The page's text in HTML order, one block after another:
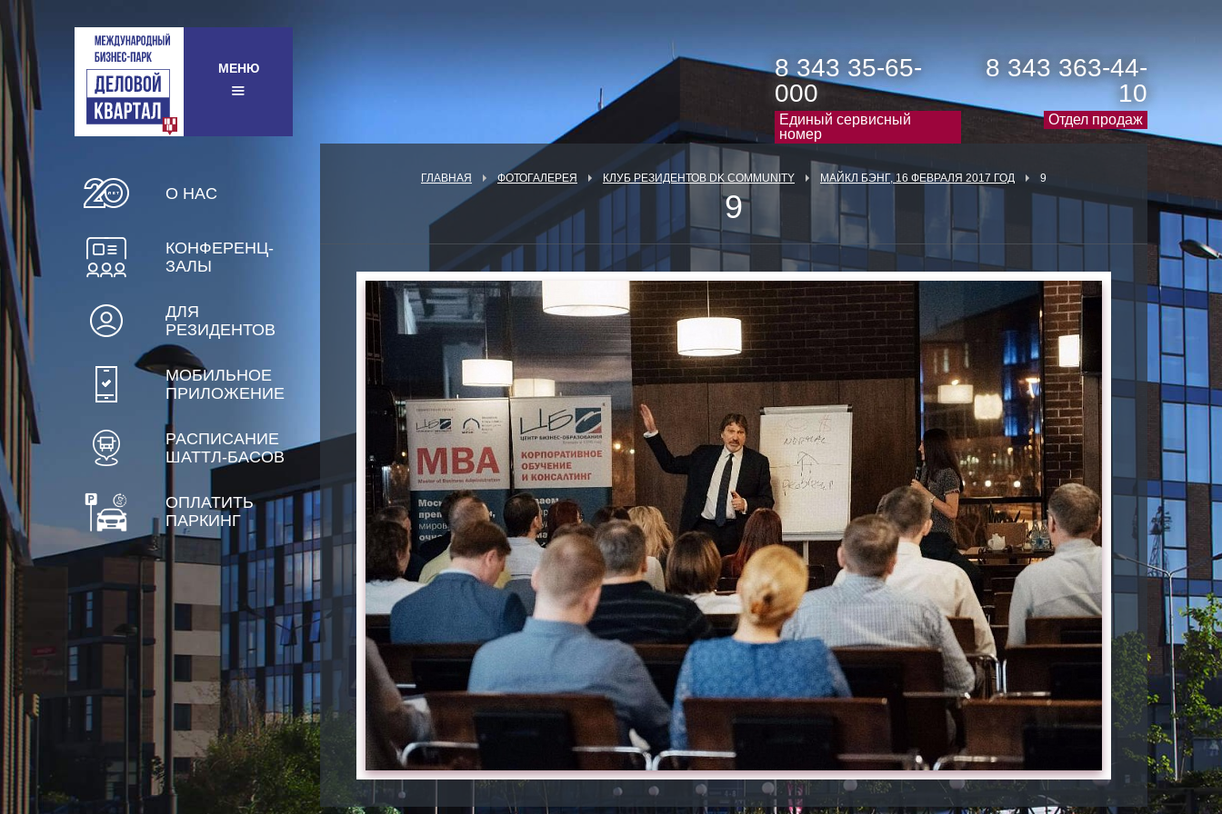
МЕНЮ
8 343 35-65-
000
Единый сервисный
номер
8 343 363-44-
10
Отдел продаж
О НАС
КОНФЕРЕНЦ-
ЗАЛЫ
ДЛЯ
РЕЗИДЕНТОВ
МОБИЛЬНОЕ
ПРИЛОЖЕНИЕ
РАСПИСАНИЕ
ШАТТЛ-БАСОВ
ОПЛАТИТЬ
ПАРКИНГ
ГЛАВНАЯ ФОТОГАЛЕРЕЯ КЛУБ РЕЗИДЕНТОВ DK COMMUNITY МАЙКЛ БЭНГ, 16 ФЕВРАЛЯ 2017 ГОД 9
9